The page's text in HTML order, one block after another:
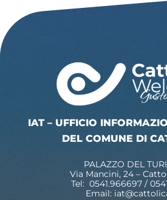
IAT – UFFICIO
DEL COMUNE DI
PALAZZO DEL
Via Mancini, 24 –
Tel: 0541.966697 /
Email: